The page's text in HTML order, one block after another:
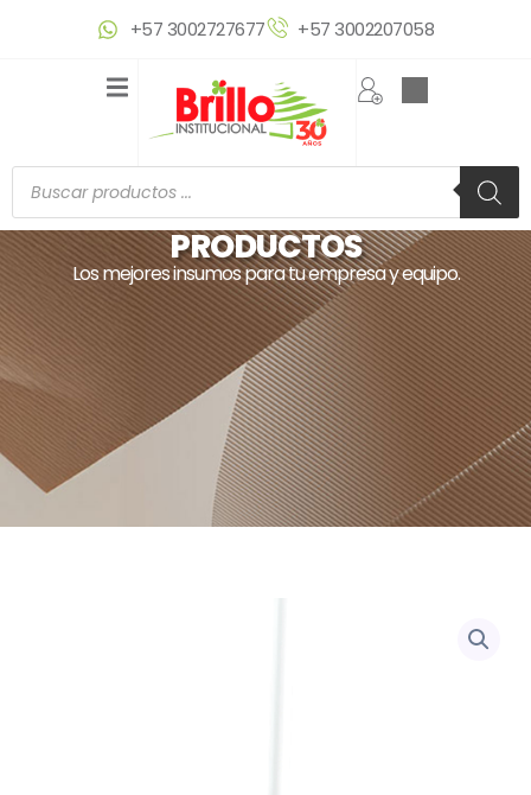
+57 3002727677 +57 3002207058
de
productos
PRODUCTOS
Los mejores insumos para tu empresa y equipo.